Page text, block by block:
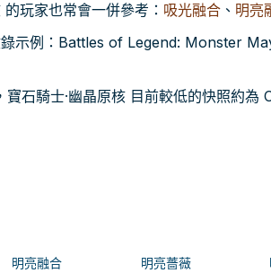
玩家也常會一併參考： 吸光融合 、 明亮
錄示例：Battles of Legend: Monster
寶石騎士·幽晶原核 目前較低的快照約
明亮融合 明亮薔薇